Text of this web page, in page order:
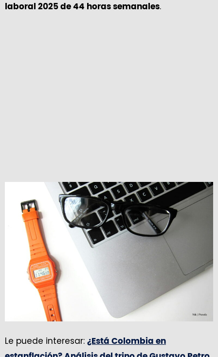
laboral 2025 de 44 horas semanales.
Le puede interesar: ¿Está Colombia en